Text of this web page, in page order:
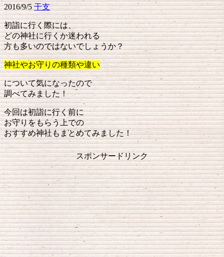
2016/9/5 干支
初詣に行く際には、
どの神社に行くか迷われる
方も多いのではないでしょうか？
神社やお守りの種類や違い
について気になったので
調べてみました！
今回は初詣に行く前に
お守りをもらう上での
おすすめ神社もまとめてみました！
スポンサードリンク